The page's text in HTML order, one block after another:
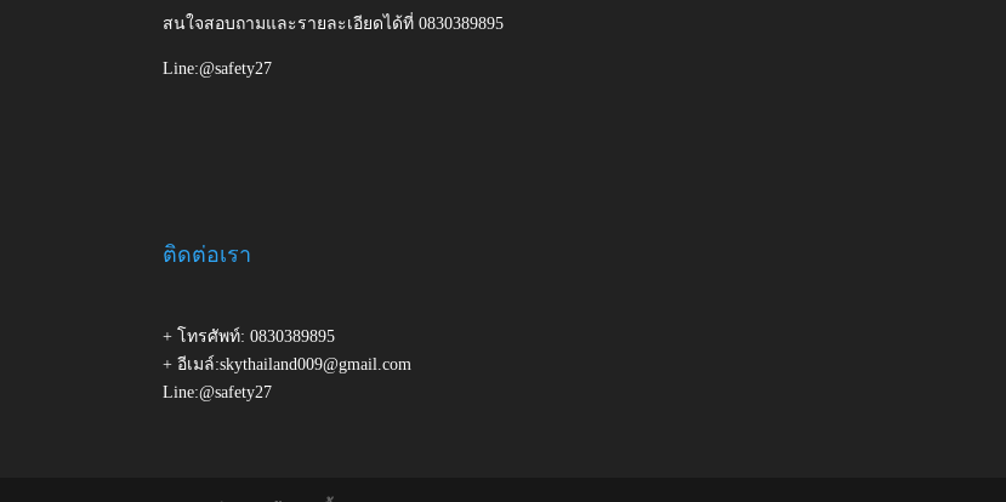
สนใจสอบถามและรายละเอียดได้ที่ 0830389895
Line:@safety27
ติดต่อเรา
+ โทรศัพท์: 0830389895
+ อีเมล์:skythailand009@gmail.com
Line:@safety27